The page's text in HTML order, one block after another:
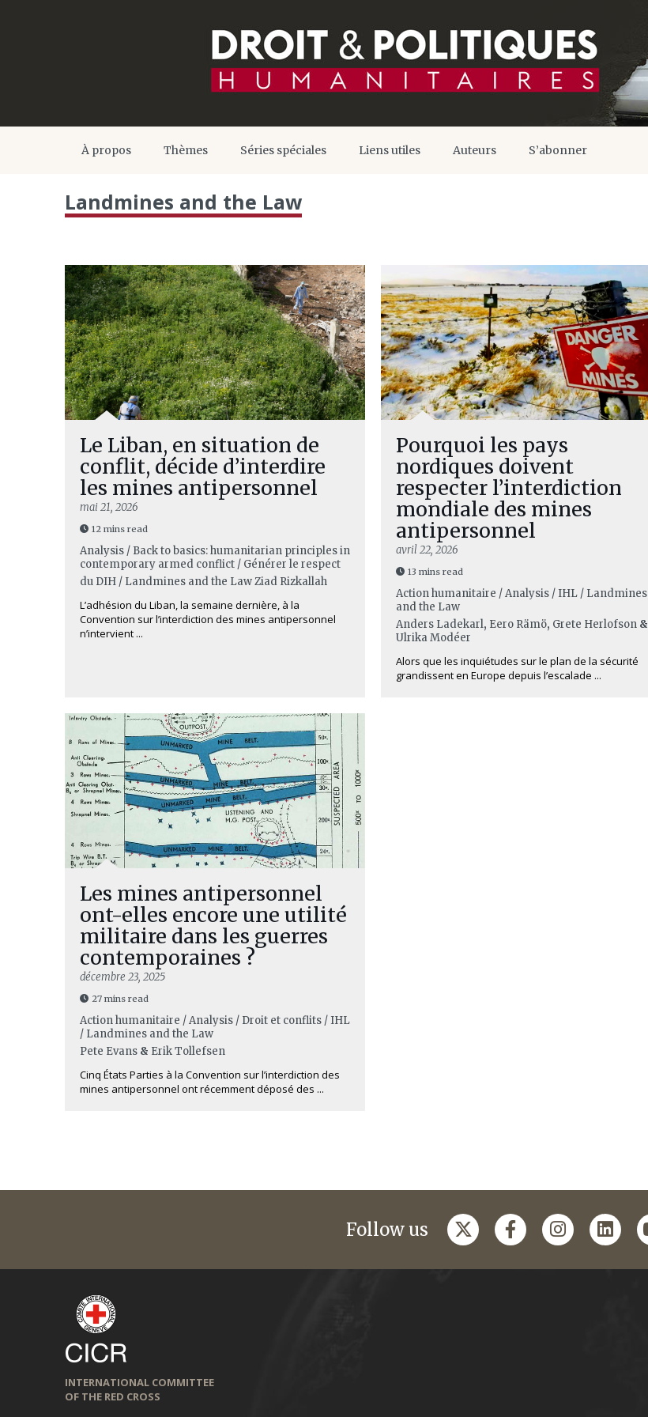
À propos Thèmes Séries spéciales Liens utiles Auteurs S’abonner
Landmines and the Law
Le Liban, en situation de
conflit, décide d’interdire
les mines antipersonnel
mai 21, 2026
12 mins read
Analysis / Back to basics: humanitarian principles in
contemporary armed conflict / Générer le respect
du DIH / Landmines and the LawZiad Rizkallah
L’adhésion du Liban, la semaine dernière, à la
Convention sur l’interdiction des mines antipersonnel
n’intervient ...
Pourquoi les pays
nordiques doivent
respecter l’interdiction
mondiale des mines
antipersonnel
avril 22, 2026
13 mins read
Action humanitaire / Analysis / IHL / Landmines
and the Law
Anders Ladekarl, Eero Rämö, Grete Herlofson &
Ulrika Modéer
Alors que les inquiétudes sur le plan de la sécurité
grandissent en Europe depuis l’escalade ...
Les mines antipersonnel
ont-elles encore une utilité
militaire dans les guerres
contemporaines ?
décembre 23, 2025
27 mins read
Action humanitaire / Analysis / Droit et conflits / IHL
/ Landmines and the Law
Pete Evans & Erik Tollefsen
Cinq États Parties à la Convention sur l’interdiction des
mines antipersonnel ont récemment déposé des ...
Follow us
INTERNATIONAL COMMITTEE
OF THE RED CROSS